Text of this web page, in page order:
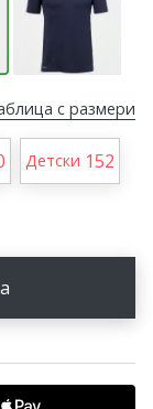
с размери
Детски 152